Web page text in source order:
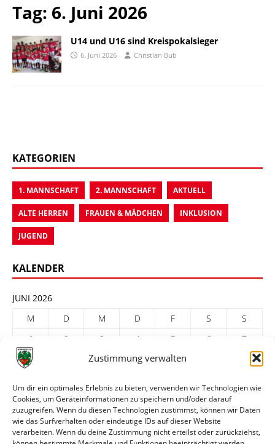
Zustimmung verwalten
Um dir ein optimales Erlebnis zu bieten, verwenden wir Technologien wie
Cookies, um Geräteinformationen zu speichern und/oder darauf
zuzugreifen. Wenn du diesen Technologien zustimmst, können wir Daten
wie das Surfverhalten oder eindeutige IDs auf dieser Website
verarbeiten. Wenn du deine Zustimmung nicht erteilst oder zurückziehst,
Tag: 6. Juni 2026
U14 und U16 sind Kreispokalsieger
6. Juni 2026 Christian Bub
KATEGORIEN
1. MANNSCHAFT 2. MANNSCHAFT AKTUELL
ALTE HERREN FRAUEN & MÄDCHEN INKLUSION
JUGEND
KALENDER
JUNI 2026
M
D M D F S
S
1
2 3 4 5 6
7
8
10 11 12
22
23 24 25 26 27
29
30
« Mai
Juli »